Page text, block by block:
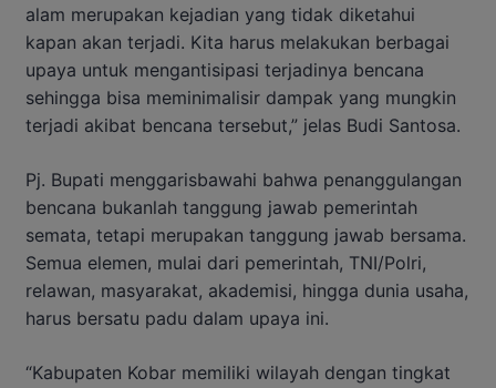
alam merupakan kejadian yang tidak diketahui
kapan akan terjadi. Kita harus melakukan berbagai
upaya untuk mengantisipasi terjadinya bencana
sehingga bisa meminimalisir dampak yang mungkin
terjadi akibat bencana tersebut,” jelas Budi Santosa.
Pj. Bupati menggarisbawahi bahwa penanggulangan
bencana bukanlah tanggung jawab pemerintah
semata, tetapi merupakan tanggung jawab bersama.
Semua elemen, mulai dari pemerintah, TNI/Polri,
relawan, masyarakat, akademisi, hingga dunia usaha,
harus bersatu padu dalam upaya ini.
“Kabupaten Kobar memiliki wilayah dengan tingkat